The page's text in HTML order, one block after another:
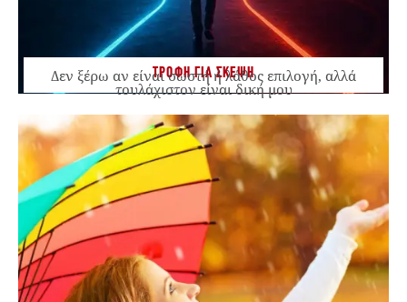
ΤΡΟΦΗ ΓΙΑ ΣΚΕΨΗ
Δεν ξέρω αν είναι σωστή ή λάθος επιλογή, αλλά
τουλάχιστον είναι δική μου